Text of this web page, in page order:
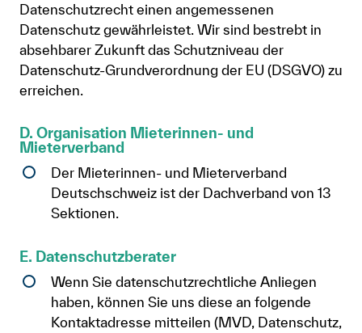
Datenschutzrecht einen angemessenen
Datenschutz gewährleistet. Wir sind bestrebt in
absehbarer Zukunft das Schutzniveau der
Datenschutz-Grundverordnung der EU (DSGVO) zu
erreichen.
D. Organisation Mieterinnen- und
Mieterverband
Der Mieterinnen- und Mieterverband
Deutschschweiz ist der Dachverband von 13
Sektionen.
E. Datenschutzberater
Wenn Sie datenschutzrechtliche Anliegen
haben, können Sie uns diese an folgende
Kontaktadresse mitteilen (MVD, Datenschutz,